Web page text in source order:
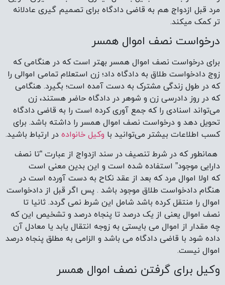
مرد قبل ازدواج هم به قاضی دادگاه برای تصمیم گیری عادلانه
تر کمک میکند.
درخواست نصف اموال همسر
برای درخواست نصف اموال همسر بهتر است که در هنگامی که
زوج دادخواست طلاق به دادگاه داد؛ زن استعلام تمامی اموالی را
که در طول زندگی مشترک به دست آمده است؛ بگیرد. هنگامی
که در روز دادرسی زن و شوهر در دادگاه حاضر هستند، زن
می‌تواند اسنادی را که جمع آوری کرده است را به قاضی دادگاه
تحویل دهد و درخواست نصف اموال همسر را داشته باشد. برای
کسب اطلاعات بیشتر می‌توانید با وکیل خانواده در ارتباط باشید.
همانطور که در شرط تنصیف در سند ازدواج از عبارت “تا نصف
دارایی موجود” استفاده شده است و این بدین معنی است
که اولا اموال مرد که بعد از عقد نکاح به دست آورده است در
هنگام دادخواست طلاق موجود باشد . پس اگر قبل از دادخواست
اموال را منتقل کرده باشد شامل این شرط نمی گردد. ثانیا تا
نصف اموال یعنی از یک درصد تا پنجاه درصد و تشخیص این که
چه مقدار از اموال می بایستی به زوجه انتقال یابد یا معادل آن
داده شود با قاضی دادگاه می باشد و الزامی به مطلق پنجاه درصد
اموال نیست.
وکیل برای گرفتن نصف اموال همسر